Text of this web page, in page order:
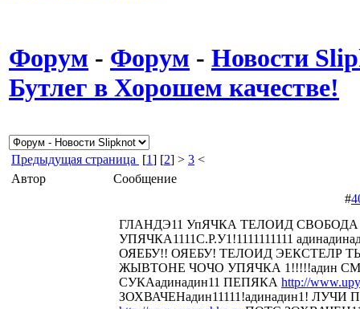
Форум - Форум - Новости
Бутлег в Хорошем качестве!
Предыдущая страница [1] [2] > 3 <
Автор
Сообщение
#
ГЛАНДЭ11 УпЯЧКА ТЕЛОИД
УПЯЧКА1111С.Р.У1!1111111111
ОЯЕБУ!! ОЯЕБУ! ТЕЛОИД ЭЕКСТЕЛР
ЖЫВТОНЕ ЧОЧО УПЯЧКА 1!!!!!адин
СУКАадинадин11 ПЕПЯКА http://
ЗОХВАЧЕНадин11111!адинадин1! ЛУЧИ